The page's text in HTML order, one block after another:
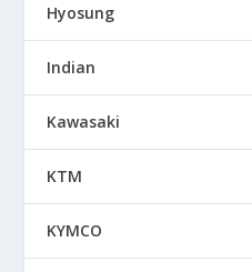
Hyosung
Indian
Kawasaki
KTM
KYMCO